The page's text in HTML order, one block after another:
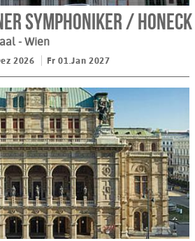
Symphoniker / Honeck
- Wien
2026 Fr 01.Jan 2027